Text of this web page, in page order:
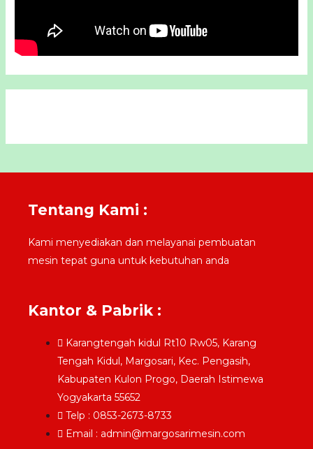
Tentang Kami :
Kami menyediakan dan melayanai pembuatan
mesin tepat guna untuk kebutuhan anda
Kantor & Pabrik :
Karangtengah kidul Rt10 Rw05, Karang
Tengah Kidul, Margosari, Kec. Pengasih,
Kabupaten Kulon Progo, Daerah Istimewa
Yogyakarta 55652
Telp : 0853-2673-8733
Email : admin@margosarimesin.com